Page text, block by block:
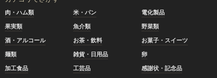
肉・ハム類 米・パン
電化製品
果実類
魚介類
野菜類
酒・アルコール
お茶・飲料
お菓子・スイーツ
麺類
雑貨・日用品
卵
加工食品
工芸品
感謝状・記念品